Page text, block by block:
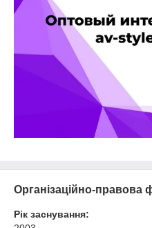
Організаційно-правова
Рік заснування: